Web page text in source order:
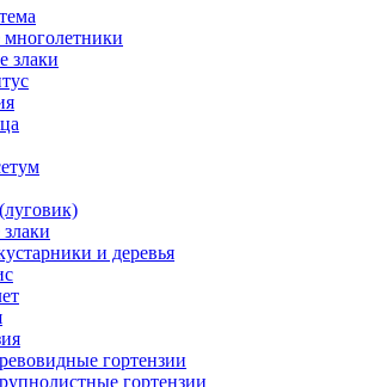
злаки
и деревья
гортензии
гортензии